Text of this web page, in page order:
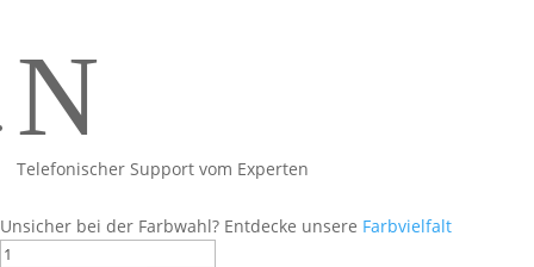
N
Telefonischer Support vom Experten
Unsicher bei der Farbwahl? Entdecke unsere Farbvielfalt
Foliendesign